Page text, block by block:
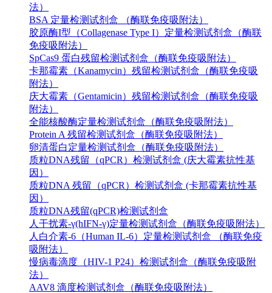
法）
BSA 定量检测试剂盒 （酶联免疫吸附法）
胶原酶I型（Collagenase Type I）定量检测试剂盒（酶联
免疫吸附法）
SpCas9 蛋白残留检测试剂盒（酶联免疫吸附法）
卡那霉素（Kanamycin）残留检测试剂盒（酶联免疫吸
附法）
庆大霉素（Gentamicin）残留检测试剂盒（酶联免疫吸
附法）
全能核酸酶定量检测试剂盒（酶联免疫吸附法）
Protein A 残留检测试剂盒（酶联免疫吸附法）
卵清蛋白定量检测试剂盒（酶联免疫吸附法）
质粒DNA残留（qPCR）检测试剂盒 (庆大霉素抗性基
因）
质粒DNA 残留（qPCR）检测试剂盒 (卡那霉素抗性基
因）
质粒DNA残留(qPCR)检测试剂盒
人干扰素-γ(hIFN-γ)定量检测试剂盒（酶联免疫吸附法）
人白介素-6（Human IL-6）定量检测试剂盒 （酶联免疫
吸附法）
慢病毒滴度（HIV-1 P24）检测试剂盒（酶联免疫吸附
法）
AAV8 滴度检测试剂盒（酶联免疫吸附法）